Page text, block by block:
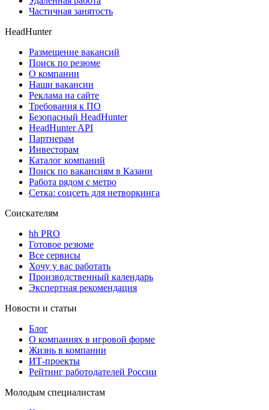
Частичная занятость
HeadHunter
Размещение вакансий
Поиск по резюме
О компании
Наши вакансии
Реклама на сайте
Требования к ПО
Безопасный HeadHunter
HeadHunter API
Партнерам
Инвесторам
Каталог компаний
Поиск по вакансиям в Казани
Работа рядом с метро
Сетка: соцсеть для нетворкинга
Соискателям
hh PRO
Готовое резюме
Все сервисы
Хочу у вас работать
Производственный календарь
Экспертная рекомендация
Новости и статьи
Блог
О компаниях в игровой форме
Жизнь в компании
ИТ-проекты
Рейтинг работодателей России
Молодым специалистам